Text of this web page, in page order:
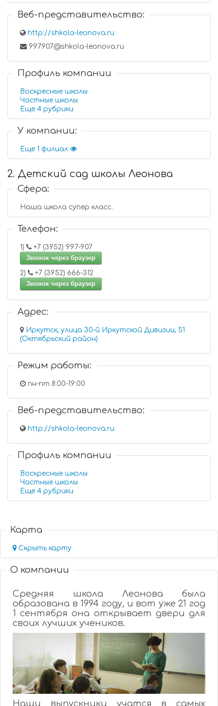
Веб-представительство:
http://shkola-leonova.ru
997907@shkola-leonova.ru
Профиль компании
Воскресные школы
Частные школы
Еще 4 рубрики
У компании:
Еще 1 филиал
2. Детский сад школы Леонова
Сфера:
Наша школа супер класс.
Телефон:
1)
+7 (3952) 997-907
Звонок через браузер
2)
+7 (3952) 666-312
Звонок через браузер
Адрес:
Иркутск, улица 30-й Иркутской Дивизии, 51
(Октябрьский район)
Режим работы:
пн-пт 8:00-19:00
Веб-представительство:
http://shkola-leonova.ru
Профиль компании
Воскресные школы
Частные школы
Еще 4 рубрики
Карта
Скрыть карту
О компании
Средняя школа Леонова была
образована в 1994 году, и вот уже 21 год
1 сентября она открывает двери для
своих лучших учеников.
Наши выпускники учатся в самых